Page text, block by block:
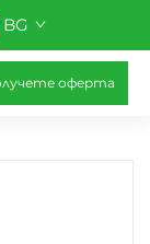
BG
оферта